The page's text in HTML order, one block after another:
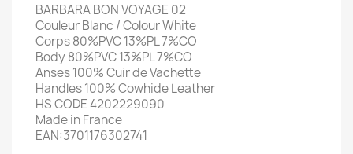
BARBARA BON VOYAGE 02
Couleur Blanc / Colour White
Corps 80%PVC 13%PL 7%CO
Body 80%PVC 13%PL 7%CO
Anses 100% Cuir de Vachette
Handles 100% Cowhide Leather
HS CODE 4202229090
Made in France
EAN:3701176302741